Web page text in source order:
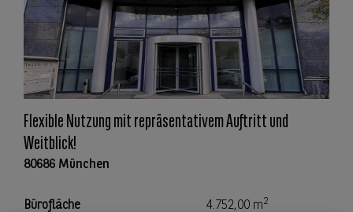
Flexible Nutzung mit repräsentativem Auftritt und
Weitblick!
80686 München
Bürofläche 4.752,00 m2